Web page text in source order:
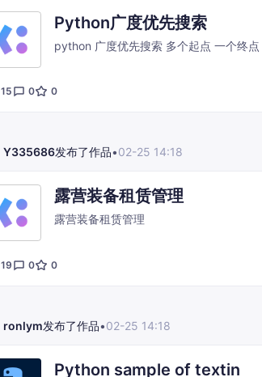
Python广度优先搜索
15 0 0
Y335686发布了作品•02-25 14:18
露营装备租赁管理
露营装备租赁管理
19 0 0
ronlym发布了作品•02-25 14:18
Python sample of textin